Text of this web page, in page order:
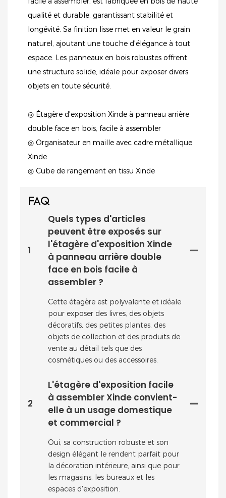
qualité et durable, garantissant stabilité et
longévité. Sa finition lisse met en valeur le grain
naturel, ajoutant une touche d'élégance à tout
espace. Les panneaux en bois robustes offrent
une structure solide, idéale pour exposer divers
objets en toute sécurité.
◎ Étagère d'exposition Xinde à panneau arrière
double face en bois, facile à assembler
◎ Organisateur en maille avec cadre métallique
Xinde
◎ Cube de rangement en tissu Xinde
FAQ
1
Quels types d'articles
peuvent être exposés sur
l'étagère d'exposition Xinde
à panneau arrière double
face en bois facile à
assembler ?
Cette étagère est polyvalente et idéale
pour exposer des livres, des objets
décoratifs, des petites plantes, des
objets de collection et des produits de
vente au détail tels que des
cosmétiques ou des accessoires.
2
L'étagère d'exposition facile
à assembler Xinde convient-
elle à un usage domestique
et commercial ?
Oui, sa construction robuste et son
design élégant le rendent parfait pour
la décoration intérieure, ainsi que pour
les magasins, les bureaux et les
espaces d'exposition.